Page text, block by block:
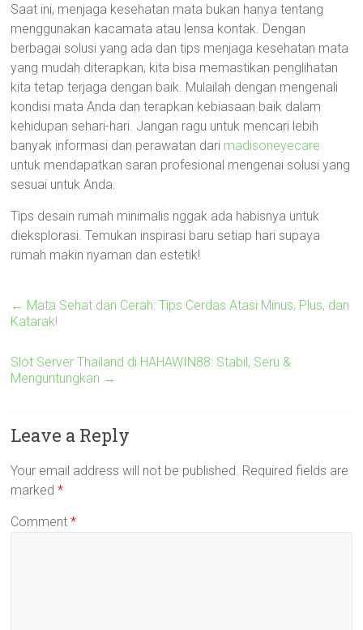
Saat ini, menjaga kesehatan mata bukan hanya tentang
menggunakan kacamata atau lensa kontak. Dengan
berbagai solusi yang ada dan tips menjaga kesehatan mata
yang mudah diterapkan, kita bisa memastikan penglihatan
kita tetap terjaga dengan baik. Mulailah dengan mengenali
kondisi mata Anda dan terapkan kebiasaan baik dalam
kehidupan sehari-hari. Jangan ragu untuk mencari lebih
banyak informasi dan perawatan dari madisoneyecare
untuk mendapatkan saran profesional mengenai solusi yang
sesuai untuk Anda.
Tips desain rumah minimalis nggak ada habisnya untuk
dieksplorasi. Temukan inspirasi baru setiap hari supaya
rumah makin nyaman dan estetik!
← Mata Sehat dan Cerah: Tips Cerdas Atasi Minus, Plus, dan
Katarak!
Slot Server Thailand di HAHAWIN88: Stabil, Seru &
Menguntungkan →
Leave a Reply
Your email address will not be published. Required fields are
marked*
Comment*